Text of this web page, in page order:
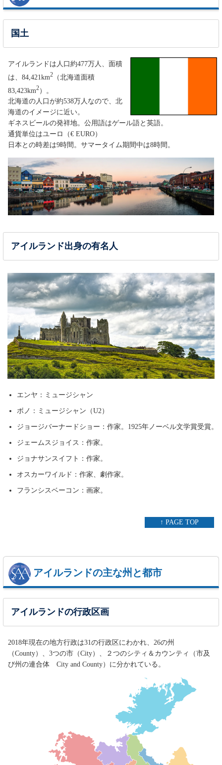
国土
アイルランドは人口約477万人、面積
は、84,421km2 （北海道面積
83,423km2）。
北海道の人口が約538万人なので、北
海道のイメージに近い。
ギネスビールの発祥地。公用語はゲール語と英語。
通貨単位はユーロ（€ EURO）
日本との時差は9時間。サマータイム期間中は8時間。
アイルランド出身の有名人
エンヤ：ミュージシャン
ボノ：ミュージシャン（U2）
ジョージバーナードショー：作家。1925年ノーベル文学賞受賞。
ジェームスジョイス：作家。
ジョナサンスイフト：作家。
オスカーワイルド：作家、劇作家。
フランシスベーコン：画家。
↑ PAGE TOP
アイルランドの主な州と都市
アイルランドの行政区画
2018年現在の地方行政は31の行政区にわかれ、26の州
（County）、3つの市（City）、２つのシティ＆カウンティ（市及
び州の連合体 City and County）に分かれている。